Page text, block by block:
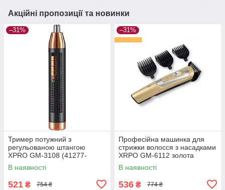
Акційні пропозиції та новинки
–31%
Тример потужний з
регульованою штангою
XPRO GM-3108 (41277-
3108_165)
В наявності
521 ₴ 754 ₴
–31%
Професійна машинка для
стрижки волосся з насадками
XRPO GM-6112 золота
(4738_200)
В наявності
536 ₴ 774 ₴